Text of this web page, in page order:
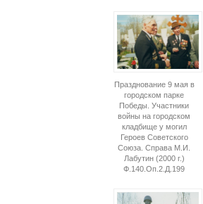
Празднование 9 мая в
городском парке
Победы. Участники
войны на городском
кладбище у могил
Героев Советского
Союза. Справа М.И.
Лабутин (2000 г.)
Ф.140.Оп.2.Д.199